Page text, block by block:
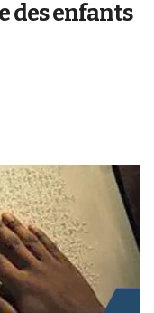
des enfants